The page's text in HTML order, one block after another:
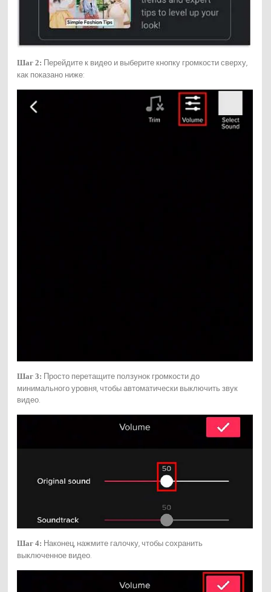
Шаг 2: Перейдите к видео и выберите кнопку громкости сверху,
как показано ниже:
Шаг 3: Просто перетащите ползунок громкости до
минимального уровня, чтобы автоматически выключить звук
видео.
Шаг 4: Наконец, нажмите галочку, чтобы сохранить
выключенное видео.